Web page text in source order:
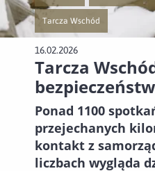
Przejście do nowej strony z
Przejście do
Tarcza Wschód
Przejście do nowej strony z
16.02.2026
Tarcza
Ponad 1100
przejechanych
kontakt z
liczbach wygląda